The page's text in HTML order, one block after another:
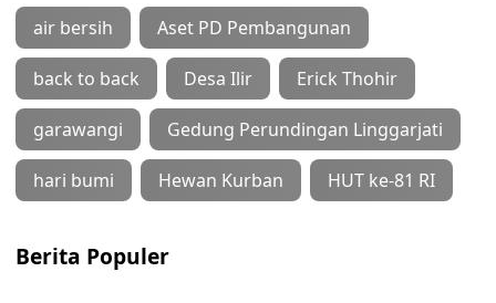
air bersih Aset PD Pembangunan
back to back Desa Ilir Erick Thohir
garawangi Gedung Perundingan Linggarjati
hari bumi Hewan Kurban HUT ke-81 RI
Berita Populer